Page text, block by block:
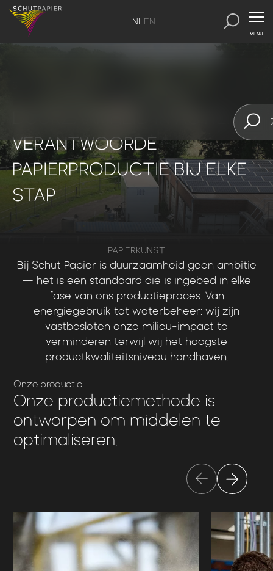
NLEN
MENU
VERANTWOORDE
PAPIERPRODUCTIEBIJ ELKE
STAP
PAPIERKUNST
Bij Schut Papier is duurzaamheid geen ambitie
— het is een standaard die is ingebed in elke
fase van ons productieproces. Van
energiegebruik tot waterbeheer: wij zijn
vastbesloten onze milieu-impact te
verminderen terwijl wij het hoogste
productkwaliteitsniveau handhaven.
Onze productie
Onze productiemethode is
ontworpen om middelen te
optimaliseren.